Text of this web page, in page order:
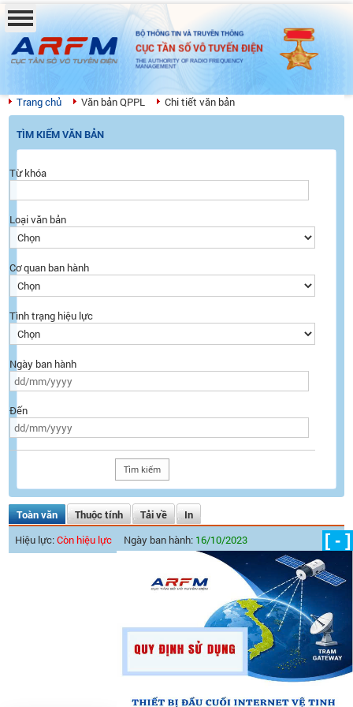
BỘ THÔNG TIN VÀ TRUYỀN THÔNG
CỤC TẦN SỐ VÔ TUYẾN ĐIỆN
THE AUTHORITY OF RADIO FREQUENCY
MANAGEMENT
Trang chủ Văn bản QPPL Chi tiết văn bản
TÌM KIẾM VĂN BẢN
Từ khóa
Loại văn bản
Cơ quan ban hành
Tình trạng hiệu lực
Ngày ban hành
Đến
Toàn văn Thuộc tính Tải về
In
Hiệu lực:Còn hiệu lực Ngày ban hành: 16/10/2023 [ - ]